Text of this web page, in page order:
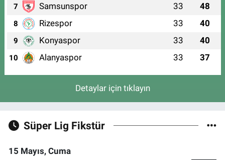
7 Samsunspor 33 48
8 Rizespor 33 40
9 Konyaspor 33 40
10 Alanyaspor 33 37
Detaylar için tıklayın
Süper Lig Fikstür
15 Mayıs, Cuma